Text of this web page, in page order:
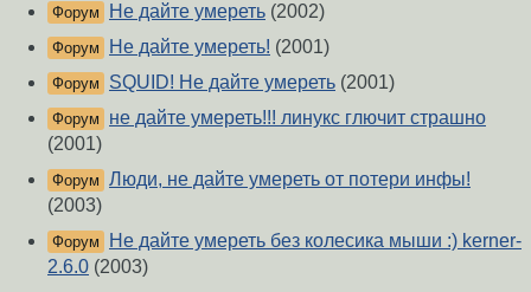
Форум Не дайте умереть (2002)
Форум Не дайте умереть! (2001)
Форум SQUID! Не дайте умереть (2001)
Форум
не дайте умереть!!! линукс глючит страшно
(2001)
Форум Люди, не дайте умереть от потери инфы!
(2003)
Форум
Не дайте умереть без колесика мыши :) kerner-
2.6.0 (2003)